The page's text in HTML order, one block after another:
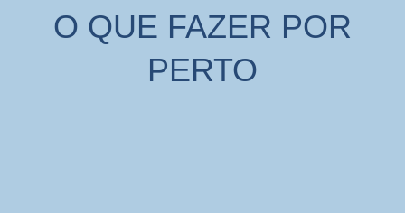
O QUE FAZER POR
PERTO